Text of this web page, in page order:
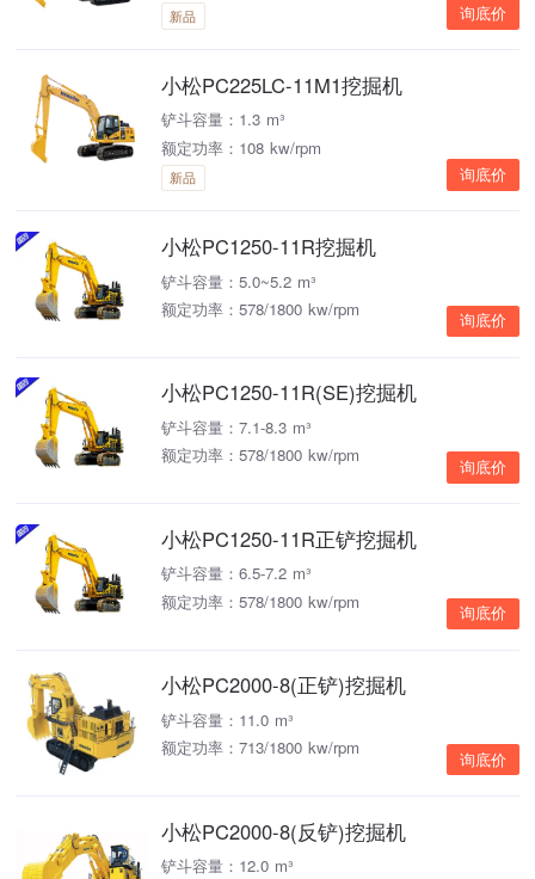
新品 询底价
小松PC225LC-11M1挖掘机
铲斗容量：1.3 m³
额定功率：108 kw/rpm
新品 询底价
小松PC1250-11R挖掘机
铲斗容量：5.0~5.2 m³
额定功率：578/1800 kw/rpm
询底价
小松PC1250-11R(SE)挖掘机
铲斗容量：7.1-8.3 m³
额定功率：578/1800 kw/rpm
询底价
小松PC1250-11R正铲挖掘机
铲斗容量：6.5-7.2 m³
额定功率：578/1800 kw/rpm
询底价
小松PC2000-8(正铲)挖掘机
铲斗容量：11.0 m³
额定功率：713/1800 kw/rpm
询底价
小松PC2000-8(反铲)挖掘机
铲斗容量：12.0 m³